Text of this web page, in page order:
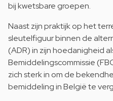
bij kwetsbare groepen.
Naast zijn praktijk op het
sleutelfiguur binnen de
(ADR) in zijn hoedanigheid
Bemiddelingscommissie
zich sterk in om de
bemiddeling in België te